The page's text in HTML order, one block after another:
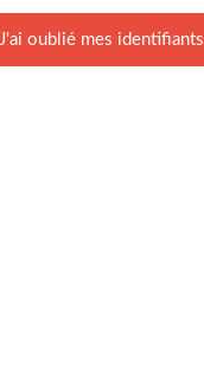
J'ai oublié mes identifiants